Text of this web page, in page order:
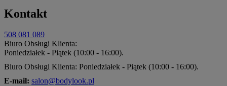
Kontakt
508 081 089
Biuro Obsługi Klienta:
Poniedziałek - Piątek (10:00 - 16:00).
Biuro Obsługi Klienta: Poniedziałek - Piątek (10:00 - 16:00).
E-mail: salon@bodylook.pl